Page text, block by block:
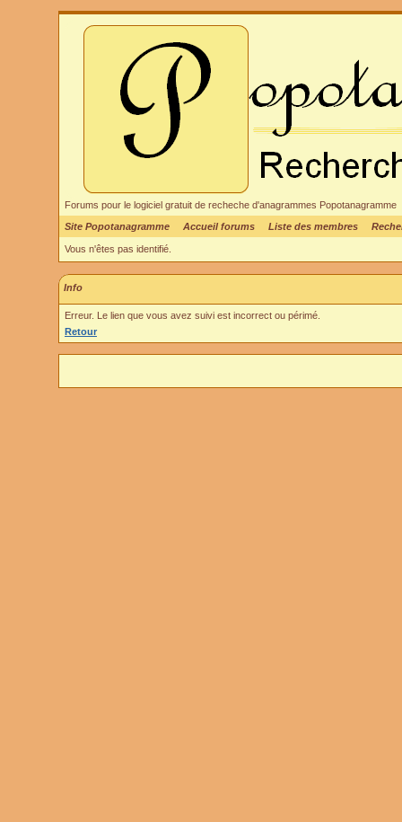
Forums pour le logiciel gratuit de recheche d'anagrammes Popotanagramme
Site Popotanagramme
Accueil forums Liste des membres
Vous n'êtes pas identifié.
Info
Erreur. Le lien que vous avez suivi est incorrect ou périmé.
Retour